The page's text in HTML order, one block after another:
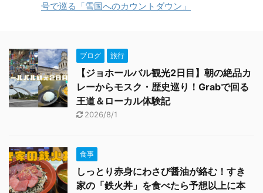
号で巡る「雪国へのカウントダウン」
ブログ 旅行
【ジョホールバル観光2日目】朝の絶品カ
レーからモスク・歴史巡り！Grabで回る
王道＆ローカル体験記
2026/8/1
食事
しっとり赤身にわさび醤油が絡む！すき
家の「鉄火丼」を食べたら予想以上に本